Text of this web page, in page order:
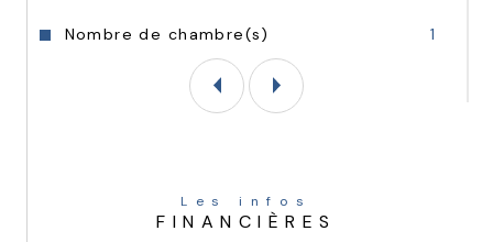
Nombre de chambre(s) 1
Les infos
FINANCIÈRES